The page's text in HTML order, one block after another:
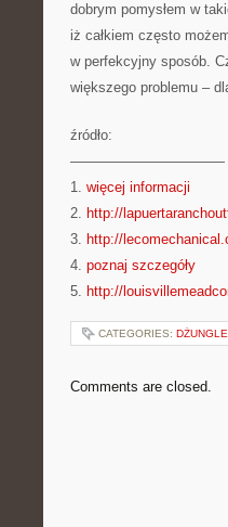
dobrym pomysłem w
iż całkiem często
w perfekcyjny sposób.
większego problemu –
źródło:
———————————
1. więcej informacji
2. http://
3. http://
4. poznaj szczegóły
5. http://
CATEGORIES:
Comments are closed.